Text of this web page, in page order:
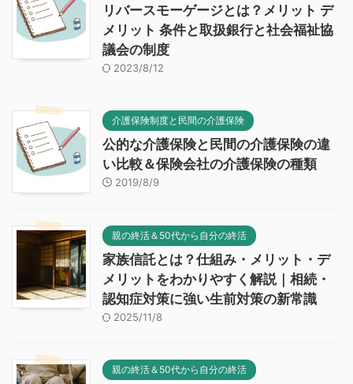
リバースモーゲージとは？メリット デ
メリット 条件と取扱銀行と社会福祉協
議会の制度
2023/8/12
介護保険制度と民間の介護保険
公的な介護保険と民間の介護保険の違
い比較＆保険会社の介護保険の種類
2019/8/9
親の終活＆50代から自分の終活
家族信託とは？仕組み・メリット・デ
メリットをわかりやすく解説｜相続・
認知症対策に強い生前対策の新常識
2025/11/8
親の終活＆50代から自分の終活